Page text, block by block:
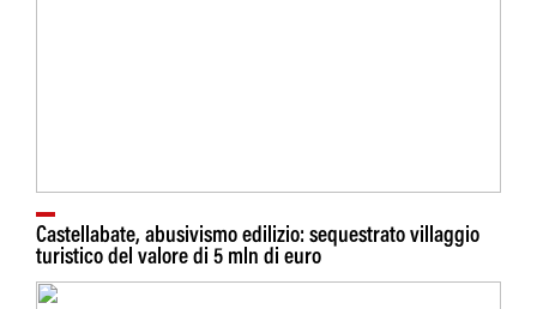
Castellabate, abusivismo edilizio: sequestrato villaggio
turistico del valore di 5 mln di euro